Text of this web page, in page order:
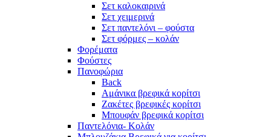
Σετ καλοκαιρινά
Σετ χειμερινά
Σετ παντελόνι – φούστα
Σετ φόρμες – κολάν
Φορέματα
Φούστες
Πανοφώρια
Back
Αμάνικα βρεφικά κορίτσι
Ζακέτες βρεφικές κορίτσι
Μπουφάν βρεφικά κορίτσι
Παντελόνια- Κολάν